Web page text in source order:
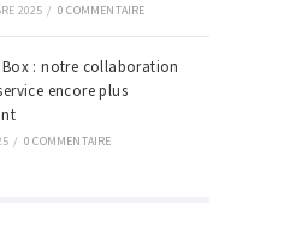
2025 / 0 COMMENTAIRE
: notre collaboration
encore plus
/ 0 COMMENTAIRE